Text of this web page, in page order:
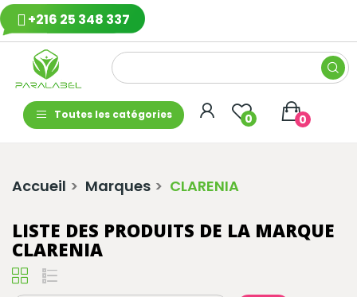
+216 25 348 337
Toutes les catégories 0 0
Accueil Marques CLARENIA
LISTE DES PRODUITS DE LA MARQUE
CLARENIA